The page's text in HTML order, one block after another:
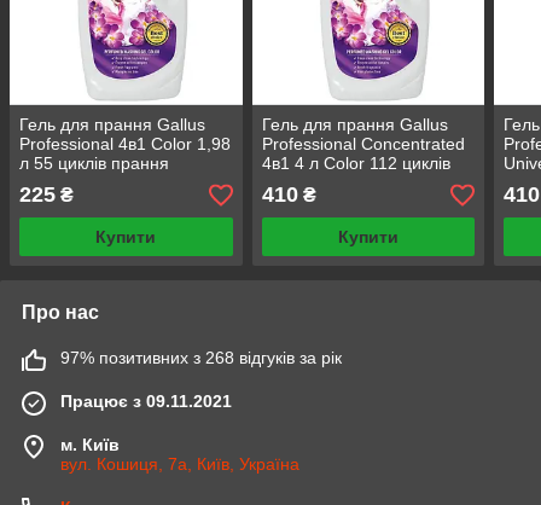
Гель для прання Gallus
Professional 4в1 Color 1,98
л 55 циклів прання
225 ₴
Купити
Гель для прання Gallus
Professional Concentrated
4в1 4 л Color 112 циклів
прання
410₴
Купити
410
Про нас
97% позитивних з 268 відгуків за рік
Працює з 09.11.2021
м. Київ
вул. Кошиця, 7а, Київ, Україна